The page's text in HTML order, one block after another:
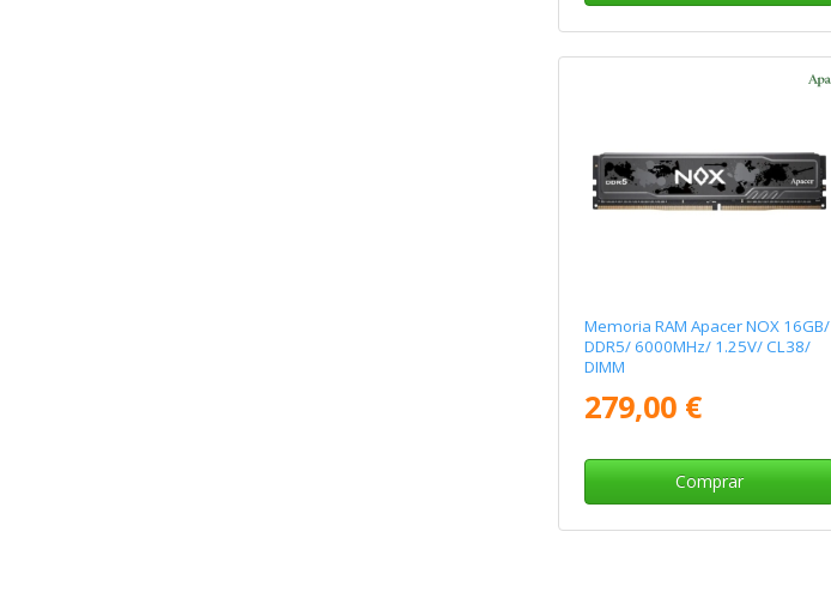
Memoria RAM Apacer NOX 16GB/
DDR5/ 6000MHz/ 1.25V/ CL38/
DIMM
279,00 €
Comprar